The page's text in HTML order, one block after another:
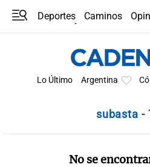
Deportes Caminos
Lo Último Argentina
subasta -
No se